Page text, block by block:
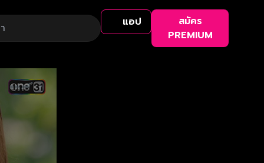
แอป
สมัคร
PREMIUM